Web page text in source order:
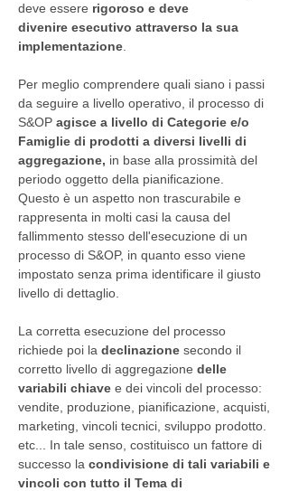
deve essere rigoroso e deve
divenire esecutivo attraverso la sua
implementazione
Per meglio comprendere quali siano i passi
da seguire a livello operativo, il processo di
S&OP agisce a livello di Categorie e/o
Famiglie di prodotti a diversi livelli di
aggregazione, in base alla prossimità del
periodo oggetto della pianificazione.
Questo è un aspetto non trascurabile e
rappresenta in molti casi la causa del
fallimmento stesso dell'esecuzione di un
processo di S&OP, in quanto esso viene
impostato senza prima identificare il giusto
livello di dettaglio.
La corretta esecuzione del processo
richiede poi la declinazione secondo il
corretto livello di aggregazione delle
variabili chiave e dei vincoli del processo:
vendite, produzione, pianificazione, acquisti,
marketing, vincoli tecnici, sviluppo prodotto.
etc... In tale senso, costituisco un fattore di
successo la condivisione di tali variabili e
vincoli con tutto il Tema di